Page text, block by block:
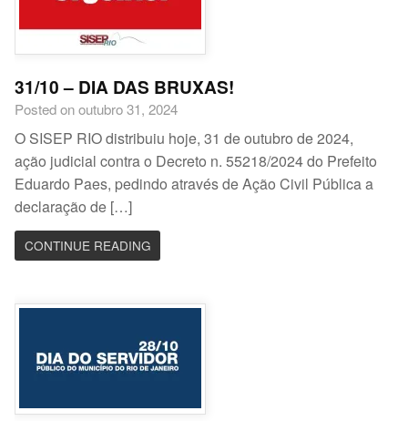
31/10 – DIA DAS BRUXAS!
Posted on outubro 31, 2024
O SISEP RIO distribuiu hoje, 31 de outubro de 2024,
ação judicial contra o Decreto n. 55218/2024 do Prefeito
Eduardo Paes, pedindo através de Ação Civil Pública a
declaração de […]
CONTINUE READING